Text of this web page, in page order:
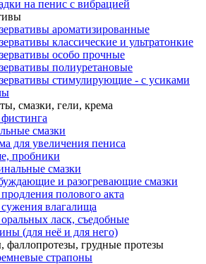
на пенис с вибрацией
ароматизированные
классические и ультратонкие
особо прочные
полиуретановые
стимулирующие - с усиками
смазки, гели, крема
смазки
для увеличения пениса
пробники
смазки
и разогревающие смазки
полового акта
влагалища
ласк, съедобные
(для неё и для него)
фаллопротезы, грудные протезы
страпоны